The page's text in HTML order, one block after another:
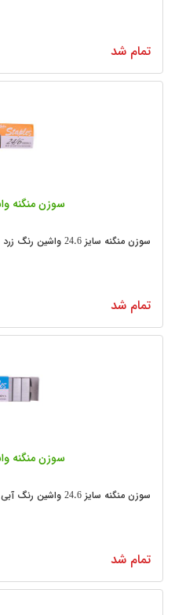
تمام شد
سوزن منگنه
سوزن منگنه سایز 24.6 واشین رنگ زرد
تمام شد
سوزن منگنه
سوزن منگنه سایز 24.6 واشین رنگ آبی
تمام شد